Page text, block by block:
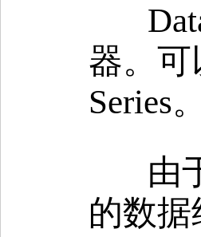
器。
Series。
由
的数据